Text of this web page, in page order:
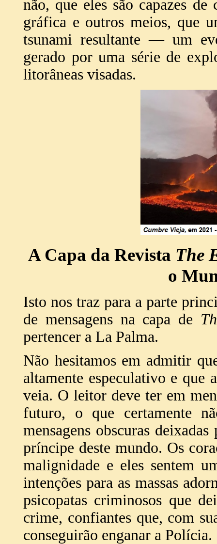
não, que eles são capazes
gráfica e outros meios, que
tsunami resultante — um
gerado por uma série de
litorâneas visadas.
A Capa da Revista The
o
Isto nos traz para a parte
de mensagens na capa de
pertencer a La Palma.
Não hesitamos em admitir
altamente especulativo e que
veia. O leitor deve ter em
futuro, o que certamente
mensagens obscuras
príncipe deste mundo. Os
malignidade e eles sentem
intenções para as massas
psicopatas criminosos que
crime, confiantes que, com
conseguirão enganar a Polícia.